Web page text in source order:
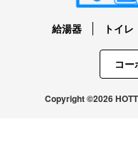
給湯器 トイレ
コー
Copyright ©2026